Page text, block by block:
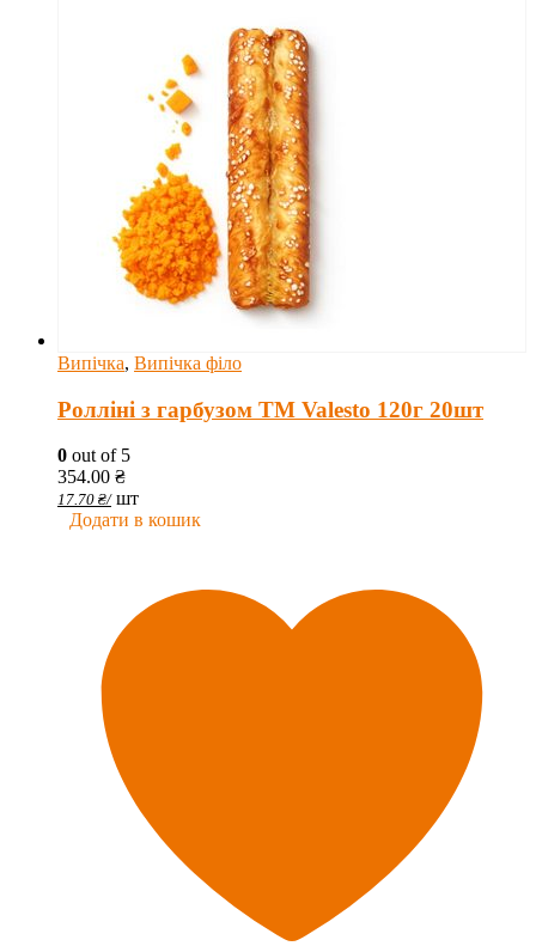
Випічка, Випічка філо
Ролліні з гарбузом TM Valesto 120г 20шт
0 out of 5
354.00 ₴
17.70 ₴/ шт
Додати в кошик